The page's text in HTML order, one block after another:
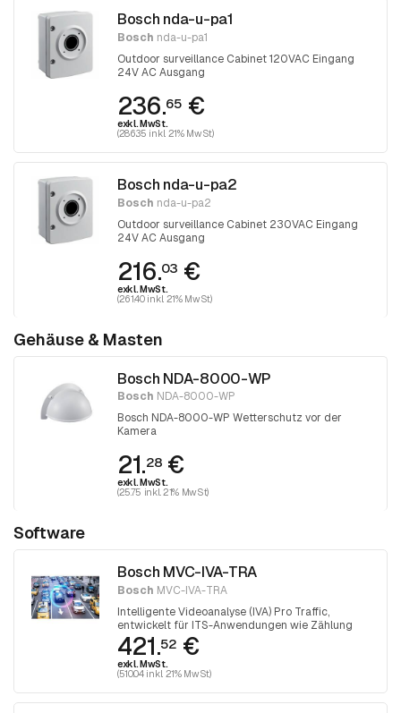
Bosch nda-u-pa1
Bosch nda-u-pa1
Outdoor surveillance Cabinet 120VAC Eingang
24V AC Ausgang
236.65 €
exkl. MwSt.
(286.35 inkl. 21% MwSt)
Bosch nda-u-pa2
Bosch nda-u-pa2
Outdoor surveillance Cabinet 230VAC Eingang
24V AC Ausgang
216.03 €
exkl. MwSt.
(261.40 inkl. 21% MwSt)
Gehäuse & Masten
Bosch NDA-8000-WP
Bosch NDA-8000-WP
Bosch NDA-8000-WP Wetterschutz vor der
Kamera
21.28 €
exkl. MwSt.
(25.75 inkl. 21% MwSt)
Software
Bosch MVC-IVA-TRA
Bosch MVC-IVA-TRA
Intelligente Videoanalyse (IVA) Pro Traffic,
entwickelt für ITS-Anwendungen wie Zählung
und Klassifizierung sowie automatische
Vorfallserkennung
421.52 €
exkl. MwSt.
(510.04 inkl. 21% MwSt)